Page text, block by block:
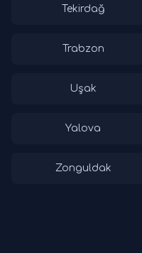
Tekirdağ
Trabzon
Uşak
Yalova
Zonguldak